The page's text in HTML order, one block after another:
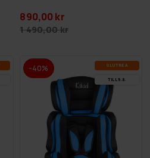
890,00 kr
1 490,00 kr
-40% SLUT­REA
TILL 9.8.